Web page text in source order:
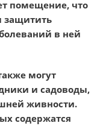
помещение, что
защитить
в ней
могут
и садоводы,
живности.
содержатся